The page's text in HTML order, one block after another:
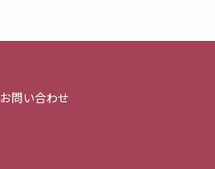
お問い合わせ